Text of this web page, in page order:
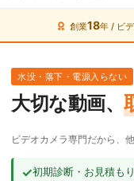
ビデオカメラ デー
料金・メニュー
サービスの流れ
創業18年 / ビ
水没・落下・電源入らない
大切な動画、
ビデオカメラ専門だから、
✓初期診断・お見積も